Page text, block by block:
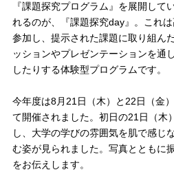
『課題探究プログラム』を展開して
れるのが、『課題探究day』。これ
参加し、提示された課題に取り組ん
ッションやプレゼンテーションを通
したりする体験型プログラムです。
今年度は8月21日（木）と22日（金
て開催されました。初日の21日（木
し、大学の学びの雰囲気を肌で感じ
む姿が見られました。写真とともに
をお伝えします。